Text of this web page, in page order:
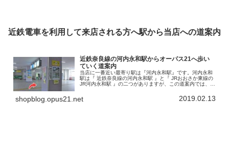
近鉄電車を利用して来店される方へ駅から当店への道案内
近鉄奈良線の河内永和駅からオーパス21へ歩い
ていく道案内
当店に一番近い最寄り駅は『河内永和駅』です。河内永和
駅は『 近鉄奈良線の河内永和駅 』と『 JRおおさか東線の
JR河内永和駅 』の二つがありますが、この道案内では、近
shopblog.opus21.net 2019.02.13